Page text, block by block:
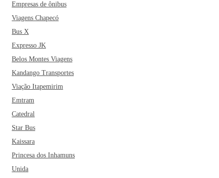
Empresas de ônibus
Viagens Chapecó
Bus X
Expresso JK
Belos Montes Viagens
Kandango Transportes
Viação Itapemirim
Emtram
Catedral
Star Bus
Kaissara
Princesa dos Inhamuns
Unida